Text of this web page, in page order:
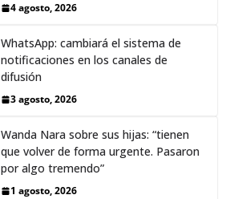
4 agosto, 2026
WhatsApp: cambiará el sistema de
notificaciones en los canales de
difusión
3 agosto, 2026
Wanda Nara sobre sus hijas: “tienen
que volver de forma urgente. Pasaron
por algo tremendo”
1 agosto, 2026